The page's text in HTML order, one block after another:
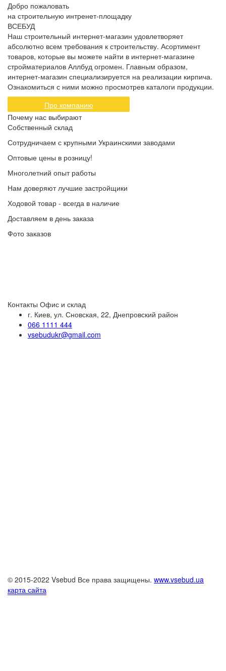
Добро пожаловать
на строительную интренет-площадку
ВСЕБУД
Наш строительный интернет-магазин удовлетворяет
абсолютно всем требования к строительству. Асортимент
товаров, которые вы можете найти в интернет-магазине
стройматериалов Аллбуд огромен. Главным образом,
интернет-магазин специализируется на реализации кирпича.
Ознакомиться с ними можно просмотрев каталоги продукции.
Про компанию
Почему нас выбирают
Собственный склад
Сотрудничаем с крупными Украинскими заводами
Оптовые цены в розницу!
Многолетний опыт работы
Нам доверяют лучшие застройщики
Ходовой товар - всегда в наличие
Доставляем в день заказа
Фото заказов
Контакты Офис и склад
г. Киев, ул. Сновская, 22, Днепровский район
066 1111 444
vsebudukr@gmail.com
© 2015-2022 Vsebud Все права защищены. www.vsebud.ua
карта сайта